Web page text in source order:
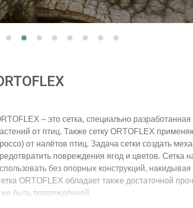
– это сетка, специально
от птиц. Также сетку ORTOFLEX
от налётов птиц. Задача сетки создать
повреждения ягод и цветов. Сетка
без опорных конструкций,
ORTOFLEX обладает также достаточной
не быть повреждённой.